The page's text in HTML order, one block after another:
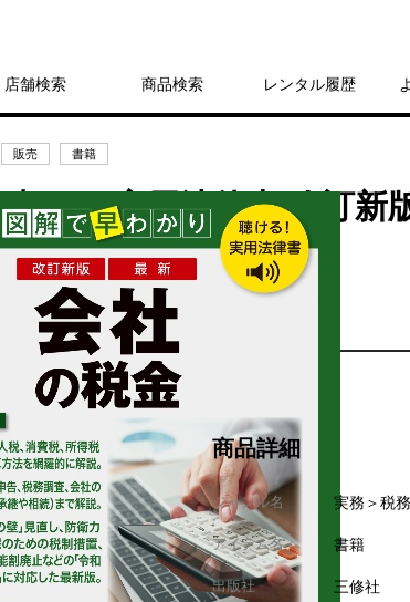
店舗検索 商品検索 レンタル履歴
販売 書籍
聴ける!実用法律書 改訂
田守
発売日：2026年6月23日
商品詳細
ジャンル名 実務＞税務
アイテム名 書籍
出版社 三修社